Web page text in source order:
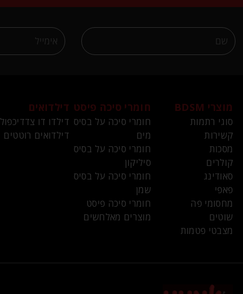
מוצרי BDSM
סוגי רתמות
קשירות
מסכות
קולרים
סאודינג
פאפי
מחסומי פה
שוטים
מצבטי פטמות
חומרי סיכה פיסט
חומרי סיכה על בסיס
מים
חומרי סיכה על בסיס
סיליקון
חומרי סיכה על בסיס
שמן
חומרי סיכה פיסט
מוצרים מאלחשים
דילדואים
דילדו דו צדדיכפול
דילדואים רוטטים